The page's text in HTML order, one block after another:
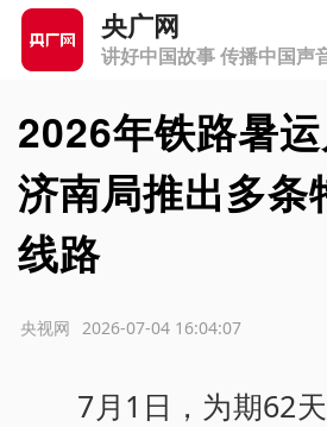
央广网
讲好中国故事 传播中国声
2026年铁路暑
济南局推出多条
线路
2026-07-04 16:04:07
央视网
7月1日，为期62